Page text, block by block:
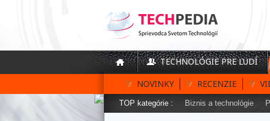
TECHNOLÓGIE PRE ĽUDÍ
NOVINKY
RECENZIE
TOP kategórie : Biznis a technológie